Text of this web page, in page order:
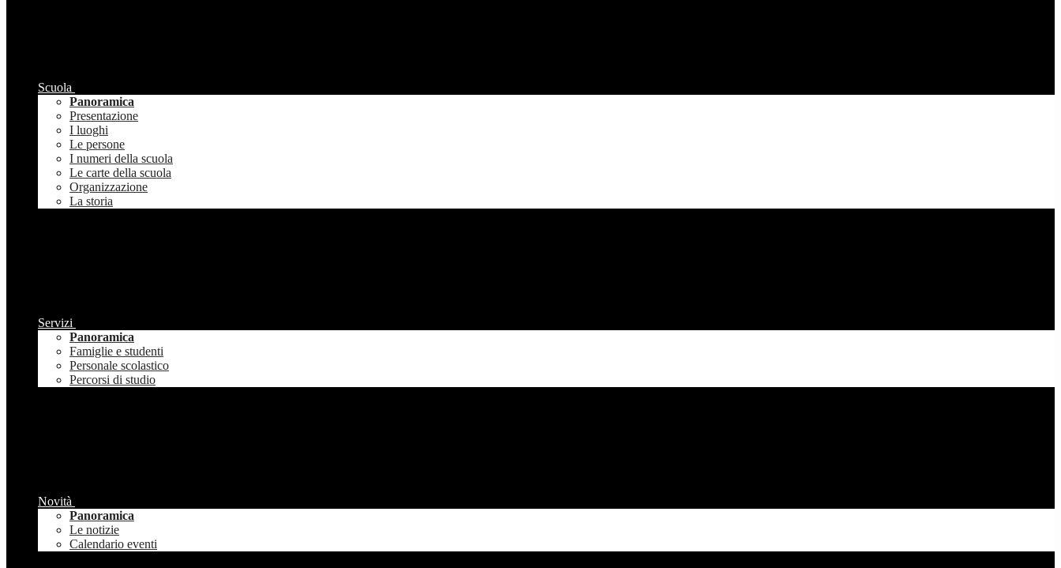
Scuola
Panoramica
Presentazione
I luoghi
Le persone
I numeri della scuola
Le carte della scuola
Organizzazione
La storia
Servizi
Panoramica
Famiglie e studenti
Personale scolastico
Percorsi di studio
Novità
Panoramica
Le notizie
Calendario eventi